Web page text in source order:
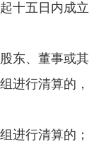
十五日内成立
东、董事或其
进行清算的，
行清算的；